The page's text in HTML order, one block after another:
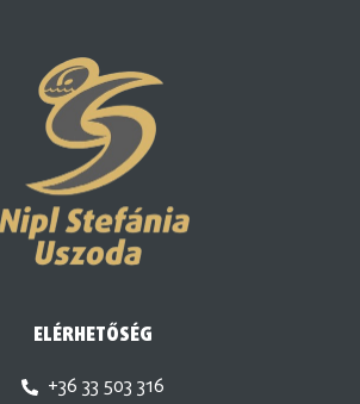
ELÉRHETŐSÉG
+36 33 503 316